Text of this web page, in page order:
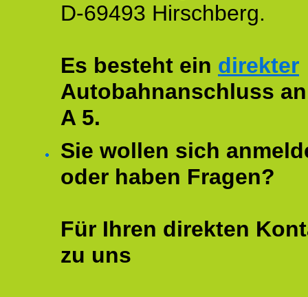
D-69493 Hirschberg.
Es besteht ein direkter
Autobahnanschluss
A 5.
Sie wollen sich
oder haben Fragen?
Für Ihren direkten
zu uns